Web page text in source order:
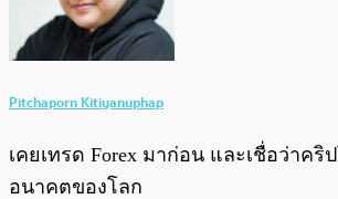
Pitchaporn Kitiyanuphap
เคยเทรด Forex มาก่อน และเชื่อว่าคริ
อนาคตของโลก